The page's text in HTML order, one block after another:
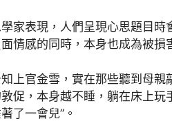
家表現，人們呈現心思題目時
情感的同時，本身也成為被損
上官金雪，實在那些聽到母
促，本身越不睡，躺在床上
了一會兒”。